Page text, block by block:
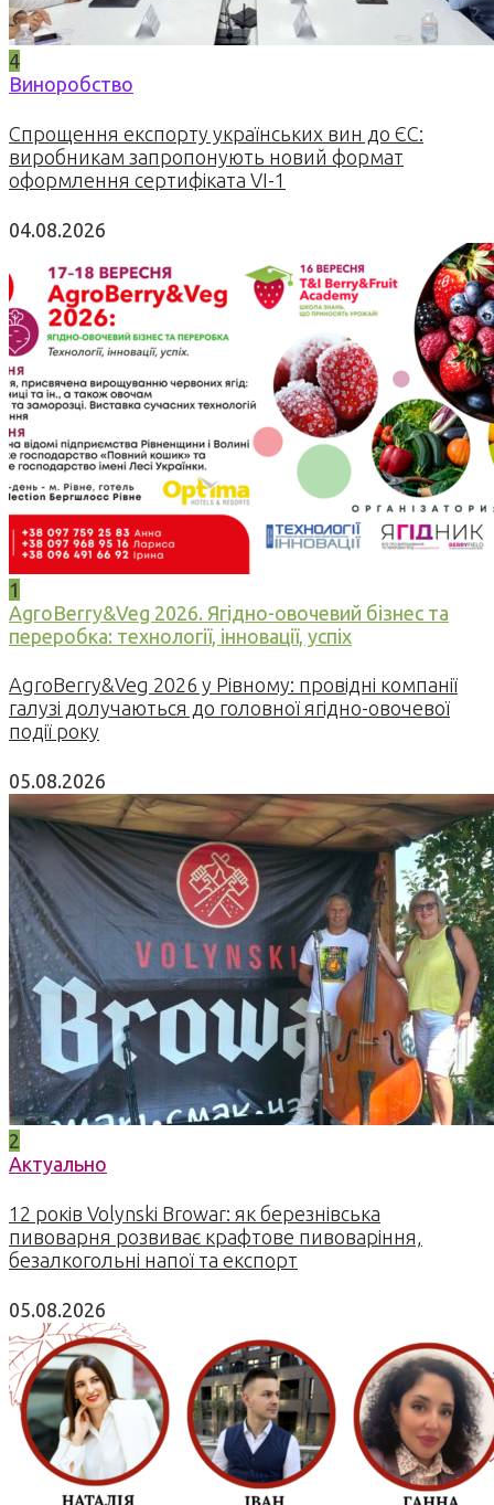
4
Виноробство
Спрощення експорту українських вин до ЄС:
виробникам запропонують новий формат
оформлення сертифіката VI-1
04.08.2026
1
AgroBerry&Veg 2026. Ягідно-овочевий бізнес та
переробка: технології, інновації, успіх
AgroBerry&Veg 2026 у Рівному: провідні компанії
галузі долучаються до головної ягідно-овочевої
події року
05.08.2026
2
Актуально
12 років Volynski Browar: як березнівська
пивоварня розвиває крафтове пивоваріння,
безалкогольні напої та експорт
05.08.2026